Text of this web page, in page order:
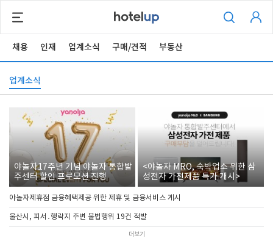
채용 인재 업계소식 구매/견적 부동산
업계소식
야놀자17주년 기념 야놀자 통합발
주센터 할인 프로모션 진행
<야놀자 MRO, 숙박업소 위한 삼
성전자 가전제품 특가 개시>
야놀자제휴점 금융혜택제공 위한 제휴 및 금융서비스 게시
울산시, 피서․행락지 주변 불법행위 19건 적발
더보기